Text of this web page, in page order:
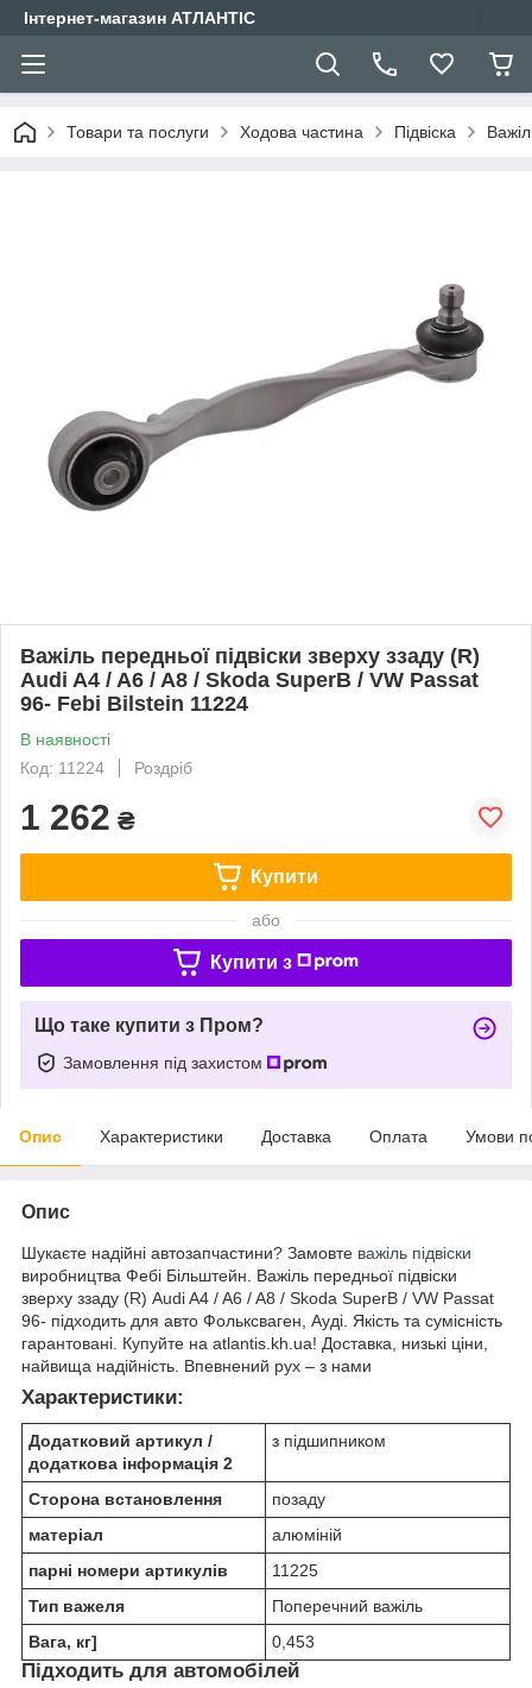
Інтернет-магазин АТЛАНТІС
Товари та послуги Ходова частина Підвіска
Важіль передньої підвіски зверху ззаду (R)
Audi A4 / A6 / A8 / Skoda SuperB / VW Passat
96- Febi Bilstein 11224
В наявності
Код: 11224
Роздріб
1 262 ₴
Купити
або
Купити з
Що таке купити з Пром?
Замовлення під захистом
Опис Характеристики Доставка Оплата Умови
Опис
Шукаєте надійні автозапчастини? Замовте важіль підвіски
виробництва Фебі Більштейн. Важіль передньої підвіски
зверху ззаду (R) Audi A4 / A6 / A8 / Skoda SuperB / VW Passat
96- підходить для авто Фольксваген, Ауді. Якість та сумісність
гарантовані. Купуйте на atlantis.kh.ua! Доставка, низькі ціни,
найвища надійність. Впевнений рух – з нами
Характеристики:
Додатковий артикул /
додаткова інформація 2
з підшипником
Сторона встановлення
позаду
матеріал
алюміній
парні номери артикулів
11225
Тип важеля
Поперечний важіль
Вага, кг]
0,453
Підходить для автомобілей